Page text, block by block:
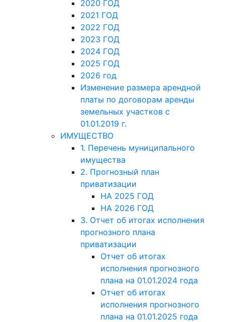
2020 ГОД
2021 ГОД
2022 ГОД
2023 ГОД
2024 ГОД
2025 ГОД
2026 год
Изменение размера арендной
платы по договорам аренды
земельных участков с
01.01.2019 г.
ИМУЩЕСТВО
1. Перечень муниципального
имущества
2. Прогнозный план
приватизации
НА 2025 ГОД
НА 2026 ГОД
3. Отчет об итогах исполнения
прогнозного плана
приватизации
Отчет об итогах
исполнения прогнозного
плана на 01.01.2024 года
Отчет об итогах
исполнения прогнозного
плана на 01.01.2025 года